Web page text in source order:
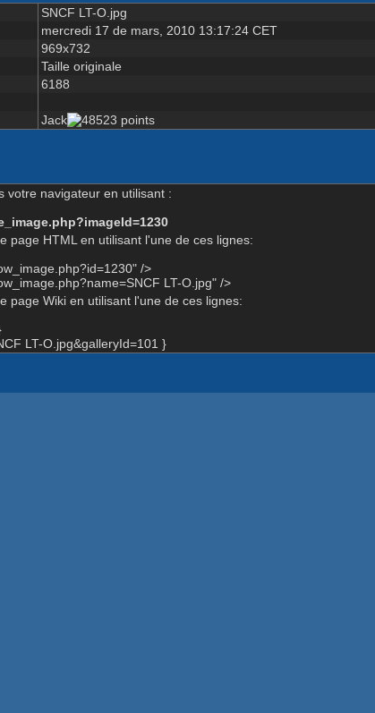
SNCF LT-O.jpg
mercredi 17 de mars, 2010 13:17:24 CET
969x732
Taille originale
6188
Jack
votre navigateur en utilisant :
page HTML en utilisant l'une de ces lignes:
/>
LT-O.jpg" />
page Wiki en utilisant l'une de ces lignes:
LT-O.jpg&galleryId=101 }